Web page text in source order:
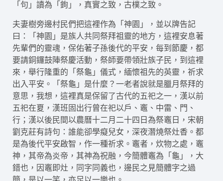
「句」讀為「鉤」，真實之致，古樸之致。
夫妻樹旁邊村民們把這裡作為「神園」，並以牌告記
曰：「神園」是族人共同祭拜祖靈的地方，這裡安息著
先輩們的靈魂，保佑著子孫後代的平安，每到節慶，都
要請銅鑼鼓陣祭慶活動，祭師要帶領壯族子民，到這裡
來，舉行隆重的「祭龜」儀式，緬懷祖先的英靈，祈求
出入平安。「祭龜」是什麼？一老者說就是臘月祭拜的
意思，我想，這裡真是保留了古代的五祀之一，漢以前
五祀在夏，漢班固出行曾在祀以戶、竈、中雷、門、
行；漢以後民間以農曆十二月二十四日為祭竈日，宋朝
劉克莊有詩句：誰能卻學癡兒女，深夜潛燒祭灶香。都
是為後代平安啟智，作一種祈求。竈者，炊物之處，竈
神，其帝為炎帝，其神為祝融，今簡體竈為「龜」，大
錯也，因竈即灶，同字同義也，邊民之見簡體字之過